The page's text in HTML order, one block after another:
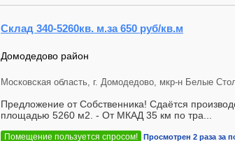
Склад 340-5260кв. м.за 650 руб/кв.м
Домодедово район
Московская область, г. Домодедово, мкр-н Белые
Предложение от Собственника! Сдаётся
площадью 5260 м2. - От МКАД 35 км по тра...
Помещение пользуется спросом! Просмотрен 2 раза за